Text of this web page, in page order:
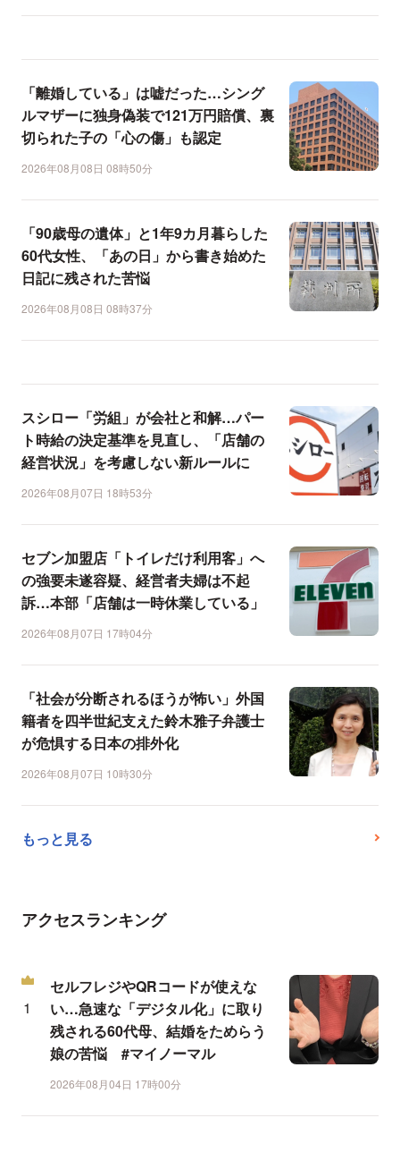
「離婚している」は嘘だった…シング
ルマザーに独身偽装で121万円賠償、裏
切られた子の「心の傷」も認定
2026年08月08日 08時50分
「90歳母の遺体」と1年9カ月暮らした
60代女性、「あの日」から書き始めた
日記に残された苦悩
2026年08月08日 08時37分
スシロー「労組」が会社と和解…パー
ト時給の決定基準を見直し、「店舗の
経営状況」を考慮しない新ルールに
2026年08月07日 18時53分
セブン加盟店「トイレだけ利用客」へ
の強要未遂容疑、経営者夫婦は不起
訴…本部「店舗は一時休業している」
2026年08月07日 17時04分
「社会が分断されるほうが怖い」外国
籍者を四半世紀支えた鈴木雅子弁護士
が危惧する日本の排外化
2026年08月07日 10時30分
もっと見る
アクセスランキング
セルフレジやQRコードが使えな
い…急速な「デジタル化」に取り
残される60代母、結婚をためらう
娘の苦悩 #マイノーマル
2026年08月04日 17時00分